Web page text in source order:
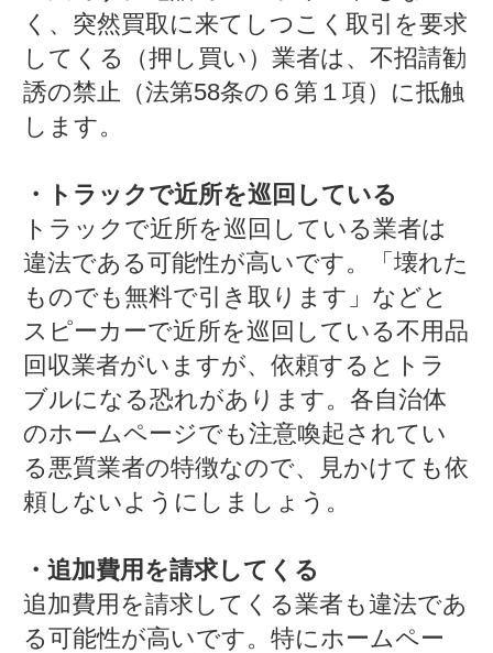
く、突然買取に来てしつこく取引を要求
してくる（押し買い）業者は、不招請勧
誘の禁止（法第58条の６第１項）に抵触
します。
・トラックで近所を巡回している
トラックで近所を巡回している業者は
違法である可能性が高いです。「壊れた
ものでも無料で引き取ります」などと
スピーカーで近所を巡回している不用品
回収業者がいますが、依頼するとトラ
ブルになる恐れがあります。各自治体
のホームページでも注意喚起されてい
る悪質業者の特徴なので、見かけても依
頼しないようにしましょう。
・追加費用を請求してくる
追加費用を請求してくる業者も違法であ
る可能性が高いです。特にホームペー